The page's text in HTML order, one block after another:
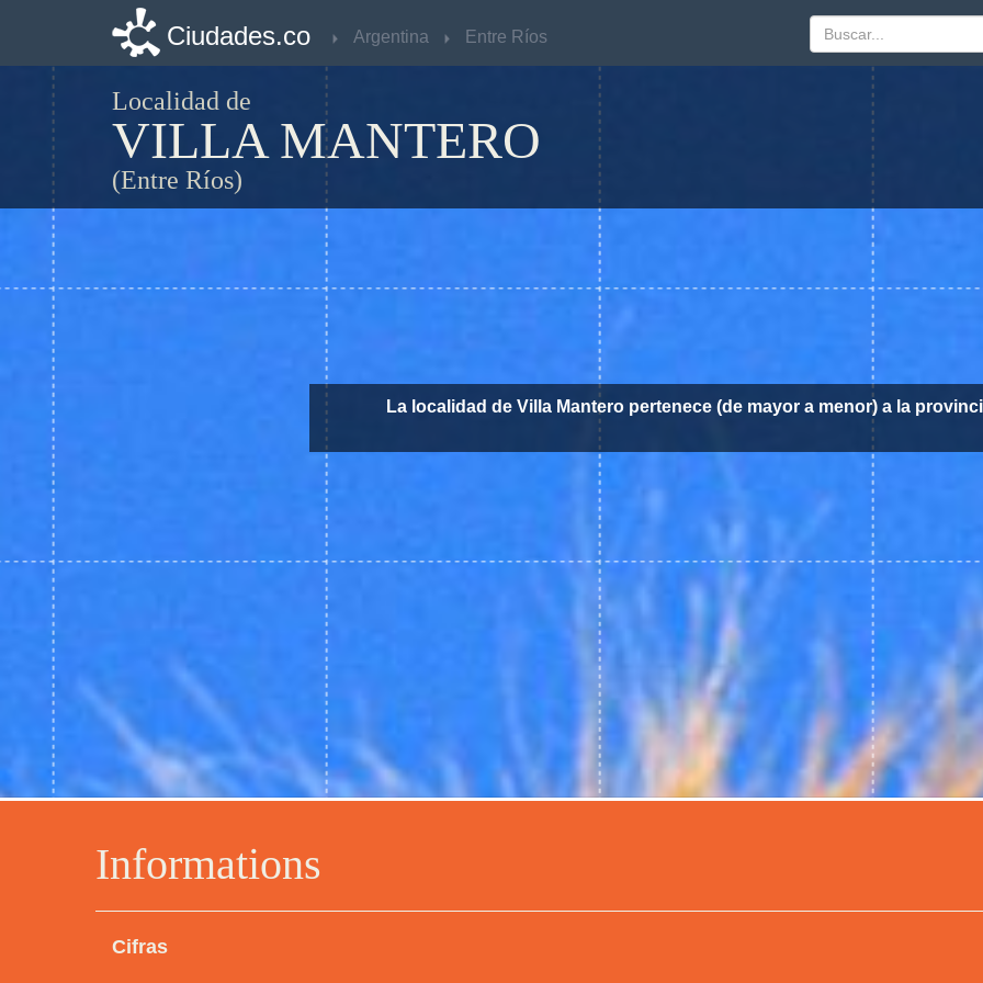
Ciudades.co Argentina Entre Ríos
Localidad de
VILLA MANTERO
(Entre Ríos)
Informations
Cifras
La localidad de Villa Mantero pertenece (de mayor a menor) a la
Ciudades.co Argentina Entre Ríos